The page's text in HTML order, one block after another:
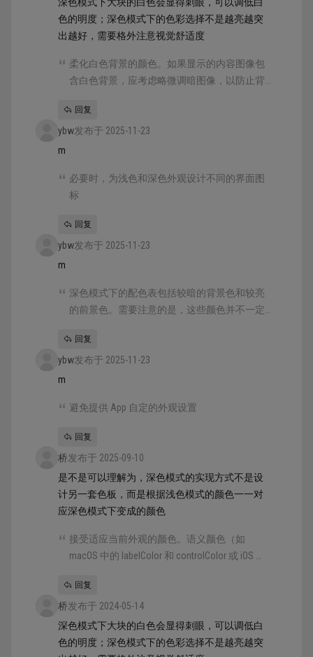
或不适应两种模式的颜色。
深色模式下大块的白色会显得刺眼，可以调低白
色的明度；深色模式下的色彩选择不是越亮越突
出越好，需要格外注意视觉舒适度
柔化白色背景的颜色。如果显示的内容图像包
含白色背景，应考虑略微调暗图像，以防止背
回复
ybw发布于 2025-11-23
m
必要时，为浅色和深色外观设计不同的界面图
标
回复
ybw发布于 2025-11-23
m
深色模式下的配色表包括较暗的背景色和较亮
的前景色。需要注意的是，这些颜色并不一定
——但有些颜色并不是。更多信息请参阅 色彩-
规格。 接受适应当前外观的颜色。语义颜色
外观。需要自定义颜色时，可在 Xcode 的 App
浅色和深色模式下的变体。避免使用固定色值
的颜色或不适应两种模式的颜色。 力求在所有
外观中都有足够的色彩对比。至少要确保颜色
之间的对比度不低于 4.5:1，而对于自定义前景
色和背景色，对比度应力求达到 7:1，尤其是在
脱颖而出，并帮助您的内容符合建议的可访问
性准则。 柔化白色背景的颜色。如果显示的内
容图像包含白色背景，应考虑略微调暗图像，
回复
ybw发布于 2025-11-23
m
避免提供 App 自定的外观设置
回复
桥发布于 2025-09-10
是不是可以理解为，深色模式的实现方式不是设
计另一套色板，而是根据浅色模式的颜色一一对
应深色模式下变成的颜色
接受适应当前外观的颜色。语义颜色（如
macOS 中的 labelColor 和 controlColor 或 iOS 和
需要自定义颜色时，可在 Xcode 的 App Asset
目录中添加颜色集资产，并指定颜色在浅色和
深色模式下的变体。避免使用固定色值的颜色
或不适应两种模式的颜色。
回复
桥发布于 2024-05-14
深色模式下大块的白色会显得刺眼，可以调低白
色的明度；深色模式下的色彩选择不是越亮越突